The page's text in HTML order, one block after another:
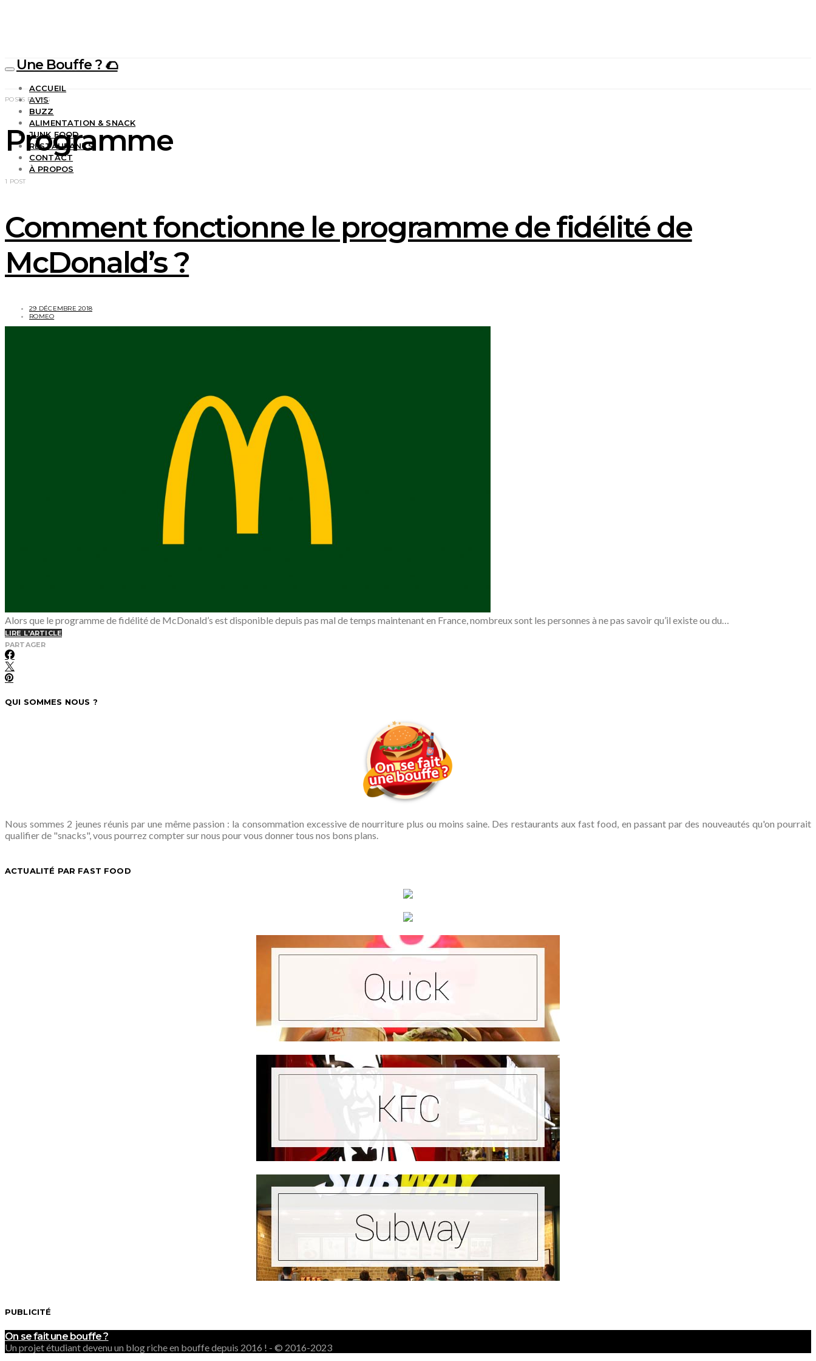
Une Bouffe ? 🌮
ACCUEIL
AVIS
BUZZ
ALIMENTATION & SNACK
JUNK FOOD
RESTAURANTS
CONTACT
À PROPOS
POSTS BY TAG
Programme
1 POST
Comment fonctionne le programme de fidélité de
McDonald’s ?
29 DÉCEMBRE 2018
ROMEO
Alors que le programme de fidélité de McDonald’s est disponible depuis pas mal de temps maintenant en France, nombreux sont les personnes à ne pas savoir qu’il existe ou du…
LIRE L'ARTICLE
PARTAGER
QUI SOMMES NOUS ?
Nous sommes 2 jeunes réunis par une même passion : la consommation excessive de nourriture plus ou moins saine. Des restaurants aux fast food, en passant par des nouveautés qu'on pourrait
qualifier de "snacks", vous pourrez compter sur nous pour vous donner tous nos bons plans.
ACTUALITÉ PAR FAST FOOD
PUBLICITÉ
On se fait une bouffe ?
Un projet étudiant devenu un blog riche en bouffe depuis 2016 ! - © 2016-2023